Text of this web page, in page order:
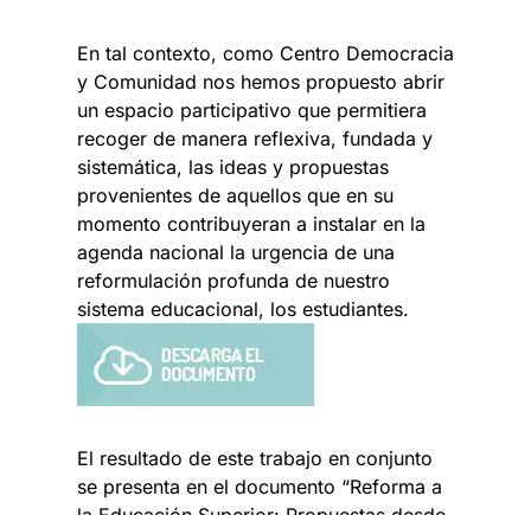
En tal contexto, como Centro Democracia
y Comunidad nos hemos propuesto abrir
un espacio participativo que permitiera
recoger de manera reflexiva, fundada y
sistemática, las ideas y propuestas
provenientes de aquellos que en su
momento contribuyeran a instalar en la
agenda nacional la urgencia de una
reformulación profunda de nuestro
sistema educacional, los estudiantes.
El resultado de este trabajo en conjunto
se presenta en el documento “Reforma a